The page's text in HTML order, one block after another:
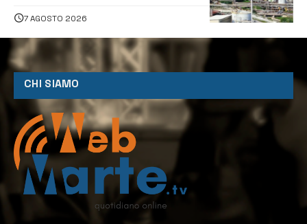
7 AGOSTO 2026
CHI SIAMO